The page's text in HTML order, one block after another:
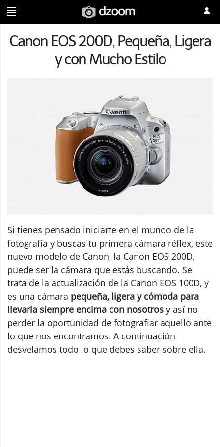
Canon EOS 200D, Pequeña, Ligera
y con Mucho Estilo
Si tienes pensado iniciarte en el mundo de la
fotografía y buscas tu primera cámara réflex, este
nuevo modelo de Canon, la Canon EOS 200D,
puede ser la cámara que estás buscando. Se
trata de la actualización de la Canon EOS 100D, y
es una cámara pequeña, ligera y cómoda para
llevarla siempre encima con nosotros y así no
perder la oportunidad de fotografiar aquello ante
lo que nos encontramos. A continuación
desvelamos todo lo que debes saber sobre ella.